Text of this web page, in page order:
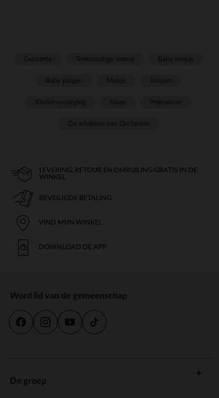
LEVERING, RETOUR EN OMRUILING GRATIS IN DE
WINKEL
BEVEILIGDE BETALING
VIND MIJN WINKEL
DOWNLOAD DE APP
Word lid van de gemeenschap
De groep